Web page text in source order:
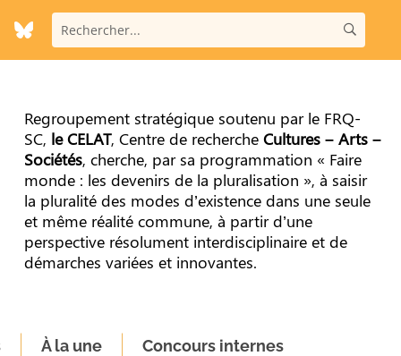
Regroupement stratégique soutenu par le FRQ-
SC, le CELAT, Centre de recherche Cultures – Arts –
Sociétés, cherche, par sa programmation « Faire
monde : les devenirs de la pluralisation », à saisir
la pluralité des modes d’existence dans une seule
et même réalité commune, à partir d’une
perspective résolument interdisciplinaire et de
démarches variées et innovantes.
À la une Concours internes